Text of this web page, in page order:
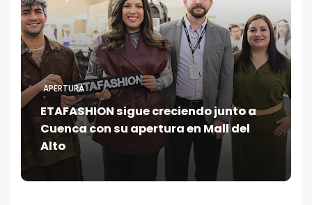
APERTURA
ETAFASHION sigue creciendo junto a
Cuenca con su apertura en Mall del
Alto